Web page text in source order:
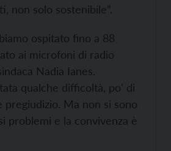
non solo sostenibile”.
ospitato fino a 88
ai microfoni di radio
Nadia Ianes.
qualche difficoltà, po' di
pregiudizio. Ma non si sono
problemi e la convivenza è